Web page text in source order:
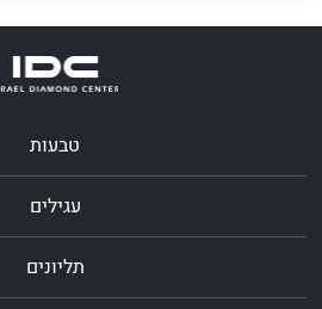
טבעות
עגילים
תליונים